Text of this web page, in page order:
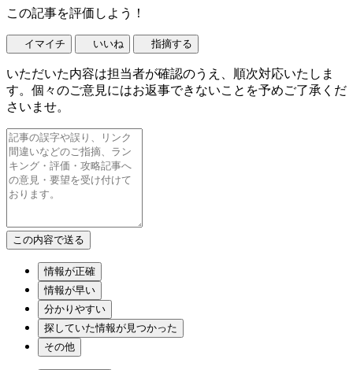
この記事を評価しよう！
イマイチ いいね 指摘する
いただいた内容は担当者が確認のうえ、順次対応いたしま
す。個々のご意見にはお返事できないことを予めご了承くだ
さいませ。
情報が正確
情報が早い
分かりやすい
探していた情報が見つかった
その他